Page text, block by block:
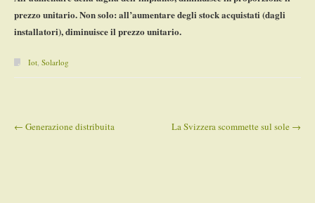
prezzo unitario. Non solo: all’aumentare degli stock acquistati (dagli
installatori), diminuisce il prezzo unitario.
Iot, Solarlog
← Generazione distribuita La Svizzera scommette sul sole →